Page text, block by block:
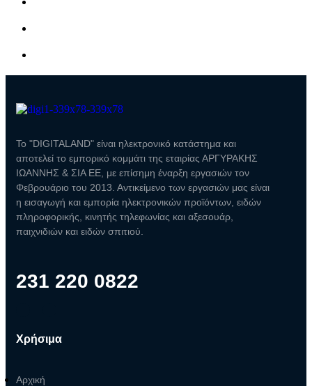
Το "DIGITALAND" είναι ηλεκτρονικό κατάστημα και
αποτελεί το εμπορικό κομμάτι της εταιρίας ΑΡΓΥΡΑΚΗΣ
ΙΩΑΝΝΗΣ & ΣΙΑ ΕΕ, με επίσημη έναρξη εργασιών τον
Φεβρουάριο του 2013. Αντικείμενο των εργασιών μας είναι
η εισαγωγή και εμπορία ηλεκτρονικών προϊόντων, ειδών
πληροφορικής, κινητής τηλεφωνίας και αξεσουάρ,
παιχνιδιών και ειδών σπιτιού.
231 220 0822
Χρήσιμα
Αρχική